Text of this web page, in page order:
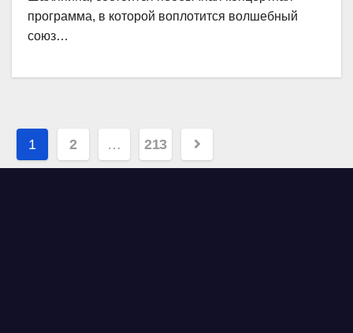
программа, в которой воплотится волшебный
союз…
Навигация
по
1 2 … 213